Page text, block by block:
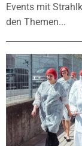
Events mit
den Themen...